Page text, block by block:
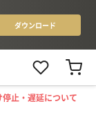
停止・遅延について